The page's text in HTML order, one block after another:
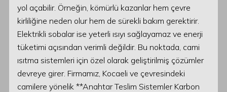
yol açabilir. Örneğin, kömürlü kazanlar hem çevre
kirliliğine neden olur hem de sürekli bakım gerektirir.
Elektrikli sobalar ise yeterli ısıyı sağlayamaz ve enerji
tüketimi açısından verimli değildir. Bu noktada, cami
ısıtma sistemleri için özel olarak geliştirilmiş çözümler
devreye girer. Firmamız, Kocaeli ve çevresindeki
camilere yönelik **Anahtar Teslim Sistemler Karbon